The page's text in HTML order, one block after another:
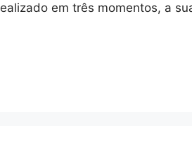
em três momentos, a